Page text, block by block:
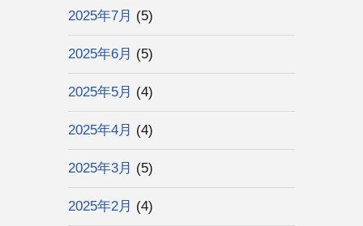
2025年7月 (5)
2025年6月 (5)
2025年5月 (4)
2025年4月 (4)
2025年3月 (5)
2025年2月 (4)